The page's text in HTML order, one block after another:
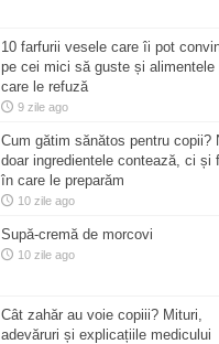
10 farfurii vesele care îi pot
pe cei mici să guste și alimentele
care le refuză
9 zile ago
Cum gătim sănătos pentru copii?
doar ingredientele contează, ci și
în care le preparăm
10 zile ago
Supă-cremă de morcovi
10 zile ago
Cât zahăr au voie copiii? Mituri,
adevăruri și explicațiile medicului